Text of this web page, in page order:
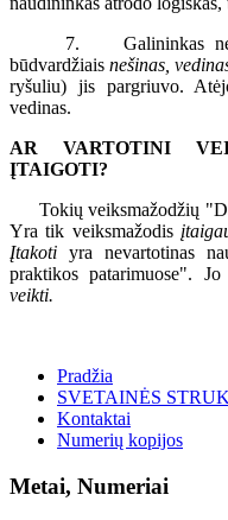
7. Galininkas
būdvardžiaisnešinas,
ryšuliu) jis pargriuvo.
vedinas.
AR VARTOTINI
ĮTAIGOTI?
Tokių veiksmažodžių
Yra tik veiksmažodis
Įtakoti yra nevartotinas
praktikos patarimuose".
veikti.
Pradžia
SVETAINĖS
Kontaktai
Numerių kopijos
Metai, Numeriai